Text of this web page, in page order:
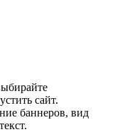
сайт.
баннеров, вид